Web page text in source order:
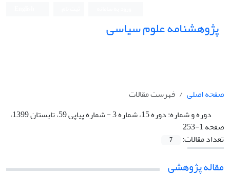
پژوهشنامه علوم سیاسی
صفحه اصلی
فهرست مقالات
دوره و شماره:
دوره 15، شماره 3 - شماره پیاپی 59، تابستان 1399،
صفحه 1-253
تعداد مقالات:
7
مقاله پژوهشی